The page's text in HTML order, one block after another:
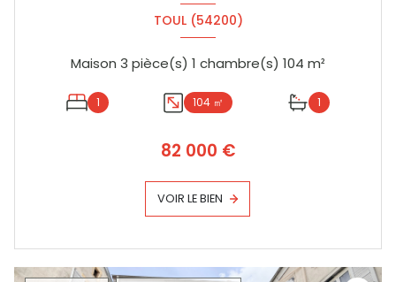
TOUL (54200)
Maison 3 pièce(s) 1 chambre(s) 104 m²
1 104 ㎡ 1
82 000 €
VOIR LE BIEN